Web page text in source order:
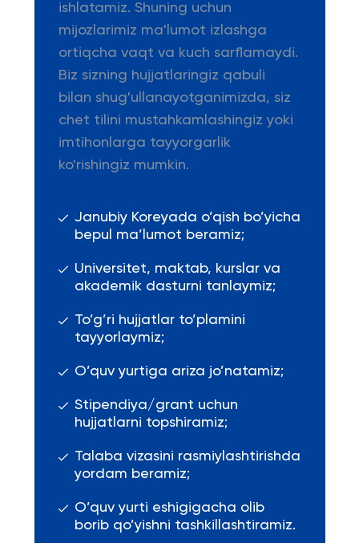
ishlatamiz. Shuning uchun
mijozlarimiz ma'lumot izlashga
ortiqcha vaqt va kuch sarflamaydi.
Biz sizning hujjatlaringiz qabuli
bilan shug'ullanayotganimizda, siz
chet tilini mustahkamlashingiz yoki
imtihonlarga tayyorgarlik
ko'rishingiz mumkin.
Janubiy Koreyada o’qish bo’yicha
bepul ma’lumot beramiz;
Universitet, maktab, kurslar va
akademik dasturni tanlaymiz;
To’g’ri hujjatlar to’plamini
tayyorlaymiz;
O’quv yurtiga ariza jo’natamiz;
Stipendiya/grant uchun
hujjatlarni topshiramiz;
Talaba vizasini rasmiylashtirishda
yordam beramiz;
O’quv yurti eshigigacha olib
borib qo’yishni tashkillashtiramiz.